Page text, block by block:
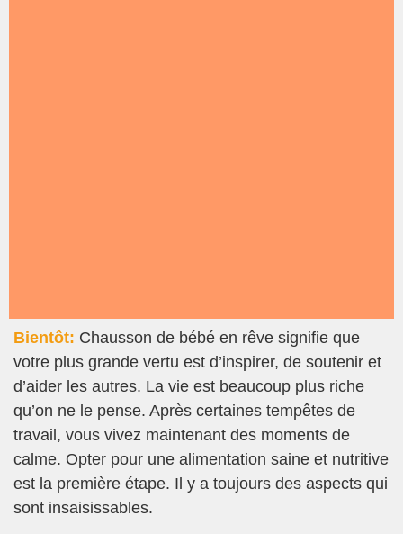
Bientôt: Chausson de bébé en rêve signifie que
votre plus grande vertu est d’inspirer, de soutenir et
d’aider les autres. La vie est beaucoup plus riche
qu’on ne le pense. Après certaines tempêtes de
travail, vous vivez maintenant des moments de
calme. Opter pour une alimentation saine et nutritive
est la première étape. Il y a toujours des aspects qui
sont insaisissables.